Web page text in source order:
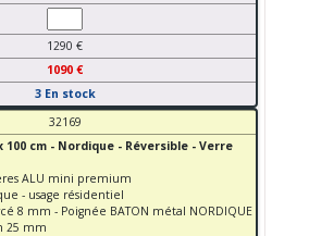
1290 €
1090 €
3 En stock
32169
100 cm - Nordique - Réversible - Verre
ALU mini premium
- usage résidentiel
8 mm - Poignée BATON métal NORDIQUE
25 mm